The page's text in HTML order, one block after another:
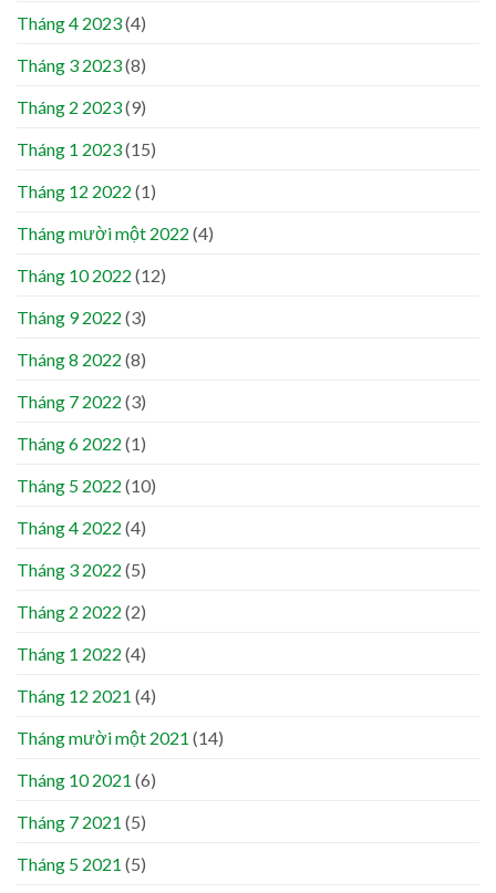
Tháng 4 2023(4)
Tháng 3 2023(8)
Tháng 2 2023(9)
Tháng 1 2023(15)
Tháng 12 2022 (1)
Tháng mười một 2022 (4)
Tháng 10 2022 (12)
Tháng 9 2022 (3)
Tháng 8 2022 (8)
Tháng 7 2022 (3)
Tháng 6 2022 (1)
Tháng 5 2022 (10)
Tháng 4 2022 (4)
Tháng 3 2022 (5)
Tháng 2 2022 (2)
Tháng 1 2022 (4)
Tháng 12 2021 (4)
Tháng mười một 2021 (14)
Tháng 10 2021 (6)
Tháng 7 2021 (5)
Tháng 5 2021 (5)